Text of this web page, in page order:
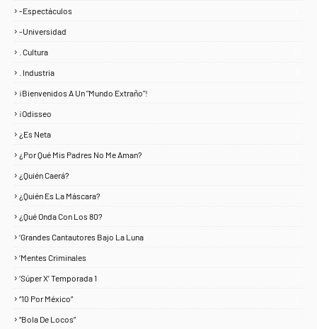
-Espectáculos
-Universidad
. Cultura
. Industria
¡Bienvenidos A Un "Mundo Extraño"!
¡Odisseo
¿Es Neta
¿Por Qué Mis Padres No Me Aman?
¿Quién Caerá?
¿Quién Es La Máscara?
¿Qué Onda Con Los 80?
‘Grandes Cantautores Bajo La Luna
‘Mentes Criminales
‘Súper X’ Temporada 1
“10 Por México”
“Bola De Locos”